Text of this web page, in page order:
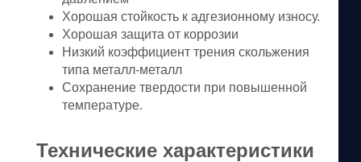
Хорошая стойкость к адгезионному износу.
Хорошая защита от коррозии
Низкий коэффициент трения скольжения
типа металл-металл
Сохранение твердости при повышенной
температуре.
Технические характеристики